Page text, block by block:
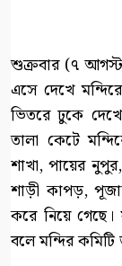
শুক্রবার (৭
এসে দেখে
ভিতরে ঢুকে
তালা কেটে
শাখা, পায়ের
শাড়ী কাপড়,
করে নিয়ে
বলে মন্দির কমিটি